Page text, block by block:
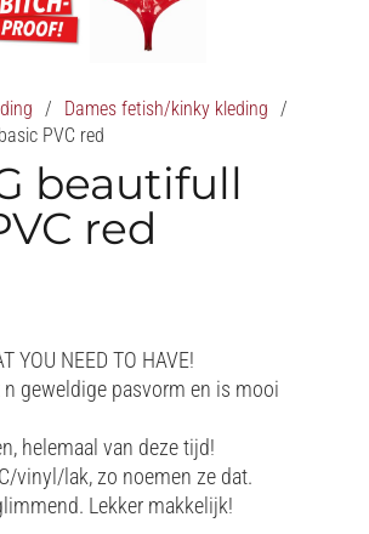
/ Dames fetish/kinky kleding
/
PVC red
beautifull
red
YOU NEED TO HAVE!
geweldige pasvorm en is mooi
helemaal van deze tijd!
vinyl/lak, zo noemen ze dat.
Lekker makkelijk!